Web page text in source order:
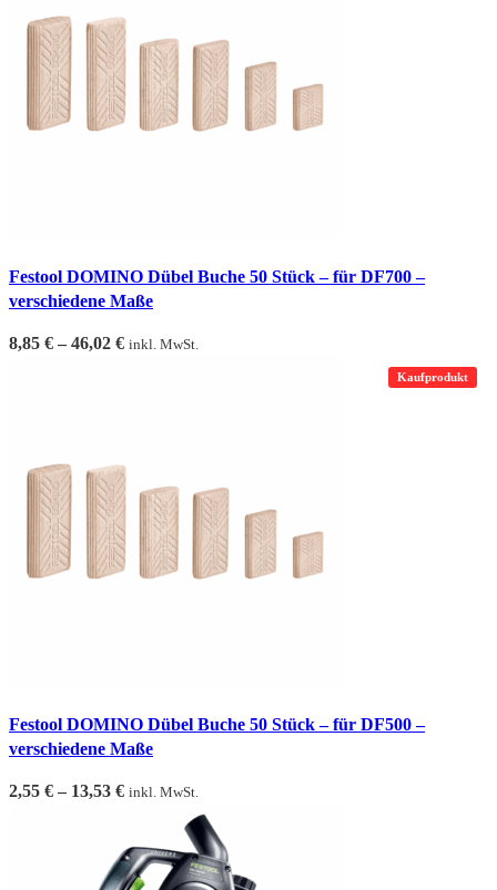
Festool DOMINO Dübel Buche 50 Stück – für DF700 –
verschiedene Maße
8,85 € – 46,02 € inkl. MwSt.
Kaufprodukt
Festool DOMINO Dübel Buche 50 Stück – für DF500 –
verschiedene Maße
2,55 € – 13,53 € inkl. MwSt.